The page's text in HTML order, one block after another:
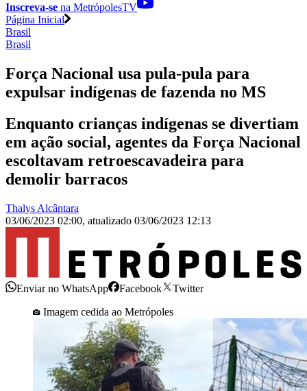
Inscreva-se na MetrópolesTV
Página Inicial
Brasil
Brasil
Força Nacional usa pula-pula para
expulsar indígenas de fazenda no MS
Enquanto crianças indígenas se divertiam
em ação social, agentes da Força Nacional
escoltavam retroescavadeira para
demolir barracos
Thalys Alcântara
03/06/2023 02:00, atualizado 03/06/2023 12:13
Enviar no WhatsApp Facebook
Twitter
Imagem cedida ao Metrópoles